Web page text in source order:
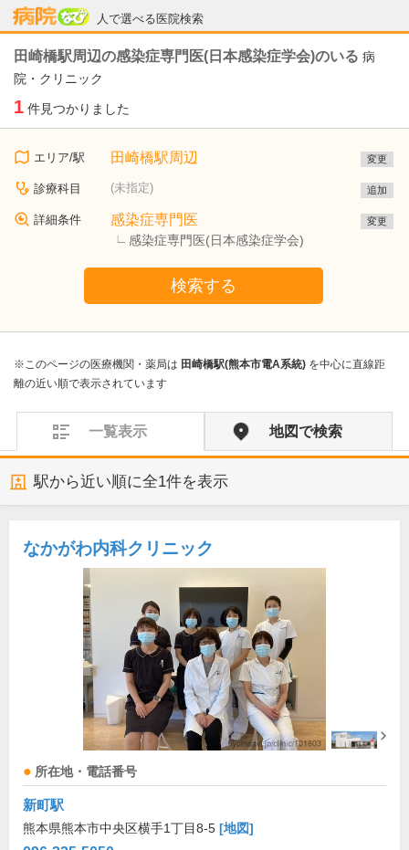
人で選べる医院検索
病院なび
田崎橋駅周辺の感染症専門医(日本感染症学会)のいる 病
院・クリニック
1 件見つかりました
エリア/駅 田崎橋駅周辺 変更
診療科目 (未指定) 追加
詳細条件 感染症専門医
感染症専門医(日本感染症学会)
変更
検索する
※このページの医療機関・薬局は 田崎橋駅(熊本市電A系統) を中心に直線距
離の近い順で表示されています
一覧表示 地図で検索
駅から近い順に全1件を表示
なかがわ内科クリニック
所在地・電話番号
新町駅
熊本県熊本市中央区横手1丁目8-5 [地図]